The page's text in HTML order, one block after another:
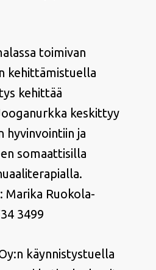
toimivan
kehittämistuella
kehittää
keskittyy
hyvinvointiin ja
somaattisilla
Marika Ruokola-
3499
käynnistystuella